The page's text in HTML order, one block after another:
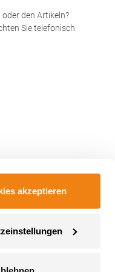
akzeptieren
den Artikeln?
Sie telefonisch